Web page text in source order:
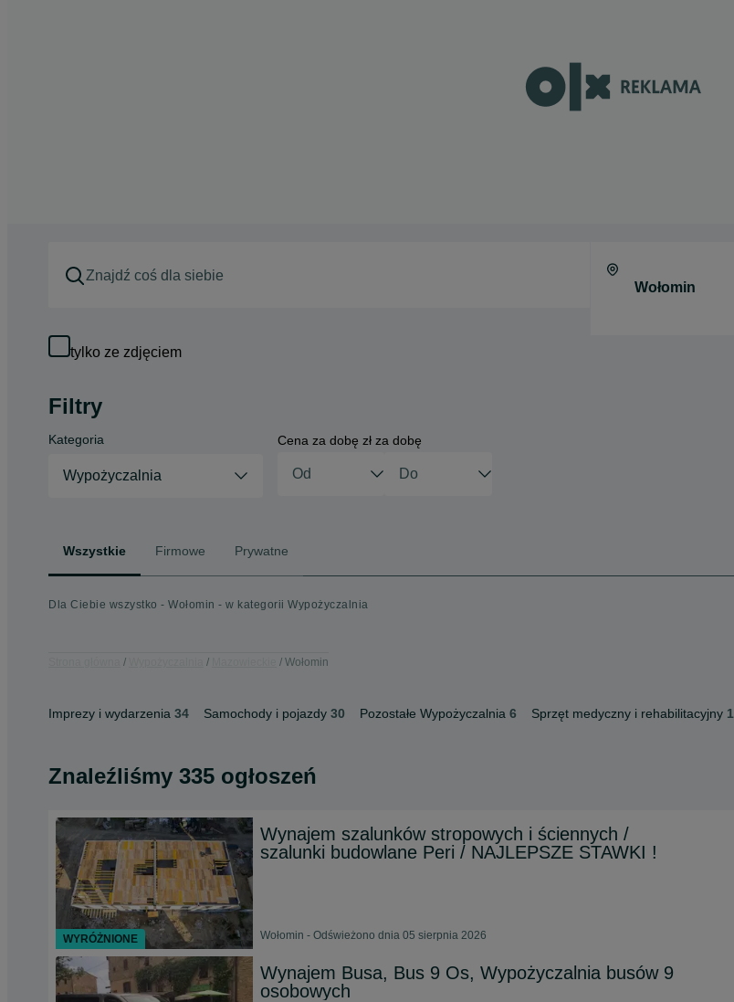
tylko ze zdjęciem
Filtry
Kategoria
Wypożyczalnia
Cena za dobę zł za dobę
Wszystkie Firmowe Prywatne
Dla Ciebie wszystko - Wołomin - w kategorii Wypożyczalnia
Wołomin
Imprezy i wydarzenia 34 Samochody i pojazdy 30 Pozostałe Wypożyczalnia 6 Sprzęt medyczny i rehabilitacyjny 1
Znaleźliśmy 335 ogłoszeń
Wynajem szalunków stropowych i ściennych /
szalunki budowlane Peri / NAJLEPSZE STAWKI !
Wołomin - Odświeżono dnia 05 sierpnia 2026
Wynajem Busa, Bus 9 Os, Wypożyczalnia busów 9
osobowych
WYRÓŻNIONE